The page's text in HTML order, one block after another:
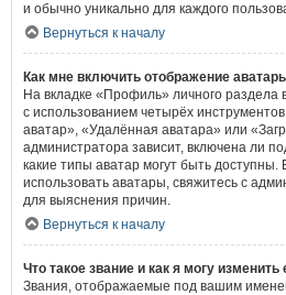
и обычно уникально для каждого
Вернуться к началу
Как мне включить отображение
На вкладке «Профиль» личного раздела
с использованием четырёх
аватар», «Удалённая аватара» или
администратора зависит, включена ли
какие типы аватар могут быть
использовать аватары, свяжитесь с
для выяснения причин.
Вернуться к началу
Что такое звание и как я могу изменить
Звания, отображаемые под вашим